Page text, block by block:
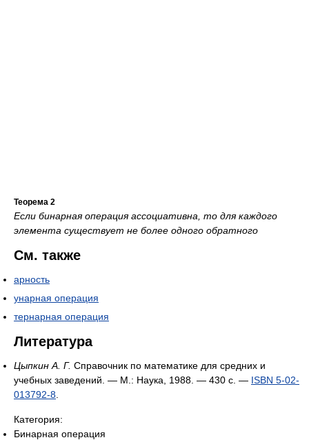
Теорема 2
Если бинарная операция ассоциативна, то для каждого
элемента существует не более одного обратного
См. также
арность
унарная операция
тернарная операция
Литература
Цыпкин А. Г. Справочник по математике для средних и
учебных заведений. — М.: Наука, 1988. — 430 с. — ISBN 5-02-
013792-8
Категория:
Бинарная операция